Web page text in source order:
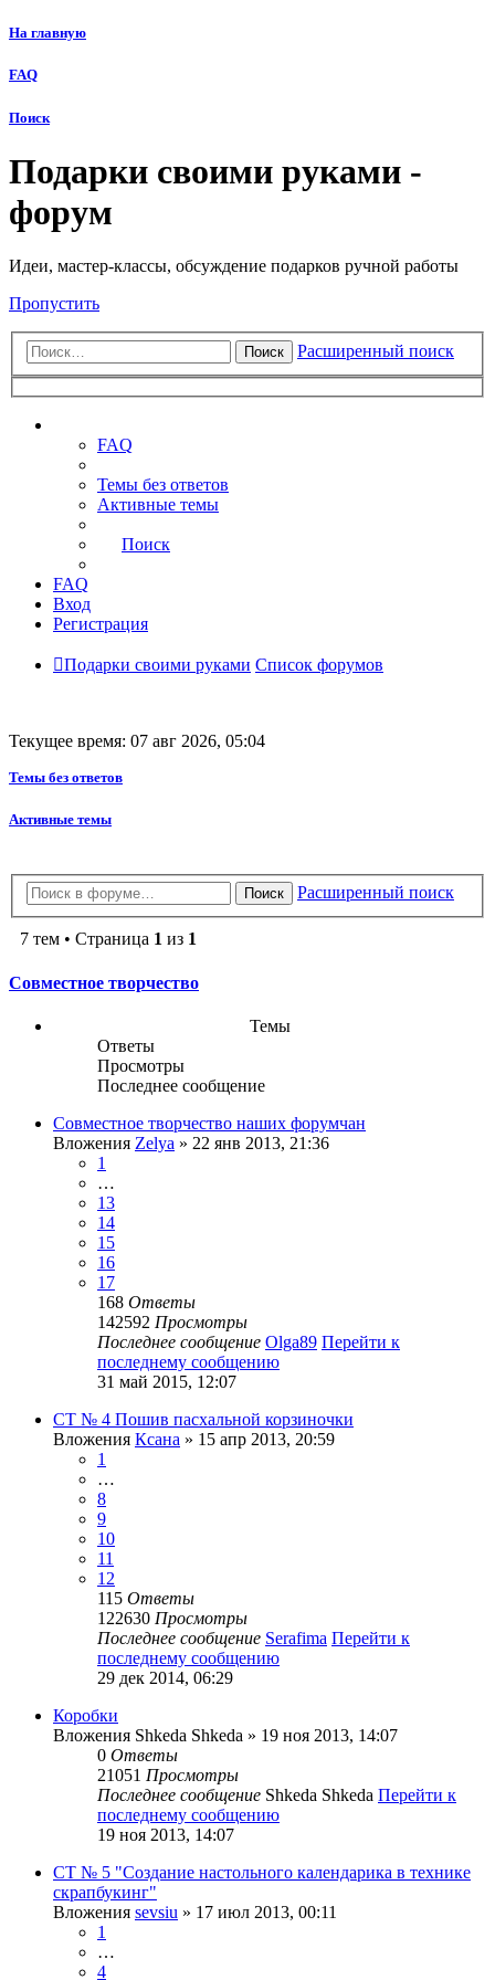
На главную
FAQ
Поиск
Подарки своими руками -
форум
Идеи, мастер-классы, обсуждение подарков ручной работы
Пропустить
Поиск Расширенный поиск
FAQ
Темы без ответов
Активные темы
Поиск
FAQ
Вход
Регистрация
Подарки своими руками Список форумов
Текущее время: 07 авг 2026, 05:04
Темы без ответов
Активные темы
Поиск Расширенный поиск
7 тем • Страница 1 из 1
Совместное творчество
Темы
Ответы
Просмотры
Последнее сообщение
Совместное творчество наших форумчан
Вложения Zelya » 22 янв 2013, 21:36
1
…
13
14
15
16
17
168 Ответы
142592 Просмотры
Последнее сообщение Olga89 Перейти к
последнему сообщению
31 май 2015, 12:07
СТ № 4 Пошив пасхальной корзиночки
Вложения Ксана » 15 апр 2013, 20:59
1
…
8
9
10
11
12
115 Ответы
122630 Просмотры
Последнее сообщение Serafima Перейти к
последнему сообщению
29 дек 2014, 06:29
Коробки
Вложения Shkeda Shkeda » 19 ноя 2013, 14:07
0 Ответы
21051 Просмотры
Последнее сообщение Shkeda Shkeda Перейти к
последнему сообщению
19 ноя 2013, 14:07
СТ № 5 "Создание настольного календарика в технике
скрапбукинг"
Вложения sevsiu » 17 июл 2013, 00:11
1
…
4